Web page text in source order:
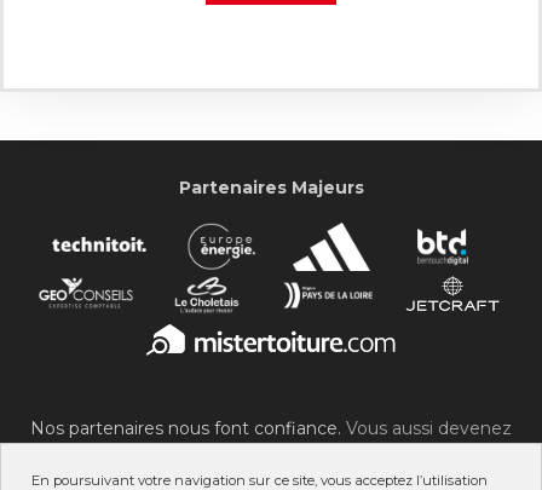
En poursuivant votre navigation sur ce site, vous acceptez l’utilisation
Partenaires Majeurs
Nos partenaires nous font confiance. Vous aussi devenez